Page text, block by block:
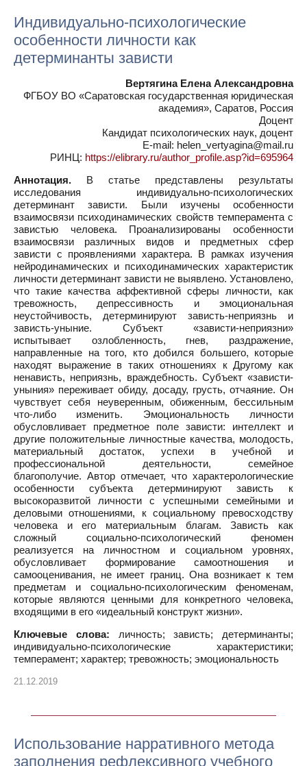
Индивидуально-психологические
особенности личности как
детерминанты зависти
Вертягина Елена Александровна
ФГБОУ ВО «Саратовская государственная юридическая
академия», Саратов, Россия
Доцент
Кандидат психологических наук, доцент
E-mail: helen_vertyagina@mail.ru
РИНЦ: https://elibrary.ru/author_profile.asp?id=695964
Аннотация. В статье представлены результаты
исследования индивидуально-психологических
детерминант зависти. Были изучены особенности
взаимосвязи психодинамических свойств темперамента с
завистью человека. Проанализированы особенности
взаимосвязи различных видов и предметных сфер
зависти с проявлениями характера. В рамках изучения
нейродинамических и психодинамических характеристик
личности детерминант зависти не выявлено. Установлено,
что такие качества аффективной сферы личности, как
тревожность, депрессивность и эмоциональная
неустойчивость, детерминируют зависть-неприязнь и
зависть-уныние. Субъект «зависти-неприязни»
испытывает озлобленность, гнев, раздражение,
направленные на того, кто добился большего, которые
находят выражение в таких отношениях к Другому как
ненависть, неприязнь, враждебность. Субъект «зависти-
уныния» переживает обиду, досаду, грусть, отчаяние. Он
чувствует себя неуверенным, обиженным, бессильным
что-либо изменить. Эмоциональность личности
обусловливает предметное поле зависти: интеллект и
другие положительные личностные качества, молодость,
материальный достаток, успехи в учебной и
профессиональной деятельности, семейное
благополучие. Автор отмечает, что характерологические
особенности субъекта детерминируют зависть к
высокоразвитой личности c успешными семейными и
деловыми отношениями, к социальному превосходству
человека и его материальным благам. Зависть как
сложный социально-психологический феномен
реализуется на личностном и социальном уровнях,
обусловливает формирование самоотношения и
самооценивания, не имеет границ. Она возникает к тем
предметам и социально-психологическим феноменам,
которые являются ценными для конкретного человека,
входящими в его «идеальный конструкт жизни».
Ключевые слова: личность; зависть; детерминанты;
индивидуально-психологические характеристики;
темперамент; характер; тревожность; эмоциональность
21.12.2019
Использование нарративного метода
заполнения рефлексивного учебного